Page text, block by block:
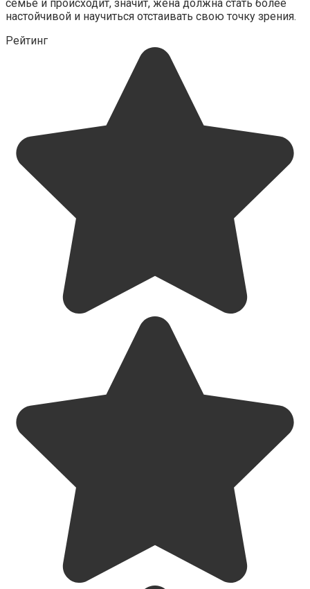
семье и происходит, значит, жена должна стать более
настойчивой и научиться отстаивать свою точку зрения.
Рейтинг